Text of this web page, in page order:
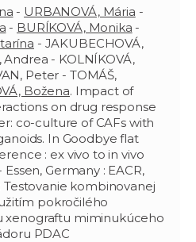
- URBANOVÁ, Mária -
- BURÍKOVÁ, Monika -
- JAKUBECHOVÁ,
Andrea - KOLNÍKOVÁ,
Peter - TOMÁŠ,
Božena. Impact of
on drug response
co-culture of CAFs with
In Goodbye flat
: ex vivo to in vivo
Germany : EACR,
Testovanie kombinovanej
pokročilého
xenograftu miminukúceho
PDAC